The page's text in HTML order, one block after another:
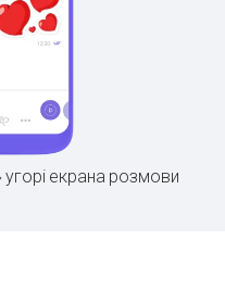
екрана розмови